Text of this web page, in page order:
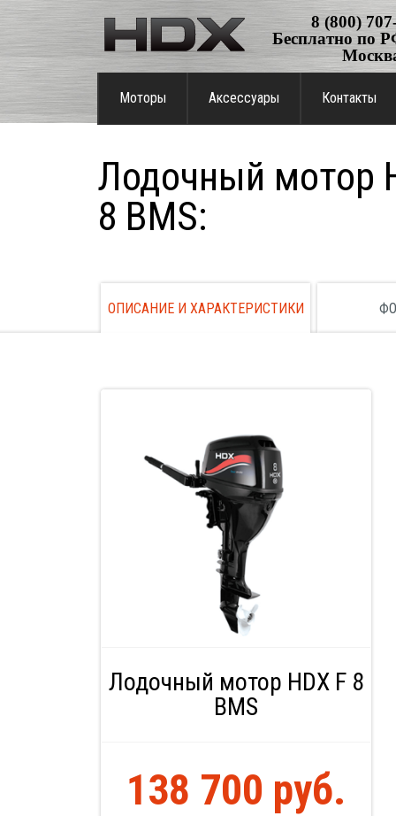
8 (800)
Бесплатно по
Моторы Аксессуары Контакты
Лодочный мотор
8 BMS:
ОПИСАНИЕ И ХАРАКТЕРИСТИКИ
Лодочный мотор HDX F 8
BMS
138 700 руб.